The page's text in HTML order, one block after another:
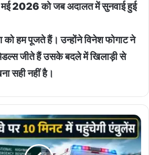
मई 2026 को जब अदालत में सुनवाई हुई
को हम पूजते हैं। उन्होंने विनेश फोगाट ने
जीते हैं उसके बदले में खिलाड़ी से
सही नहीं है।